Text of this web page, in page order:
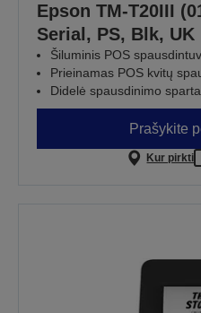
Epson TM-T20III
Serial, PS, Blk, UK
Šiluminis POS
Prieinamas POS kvitų
Didelė spausdinimo sparta
Prašykite
Kur pirkti